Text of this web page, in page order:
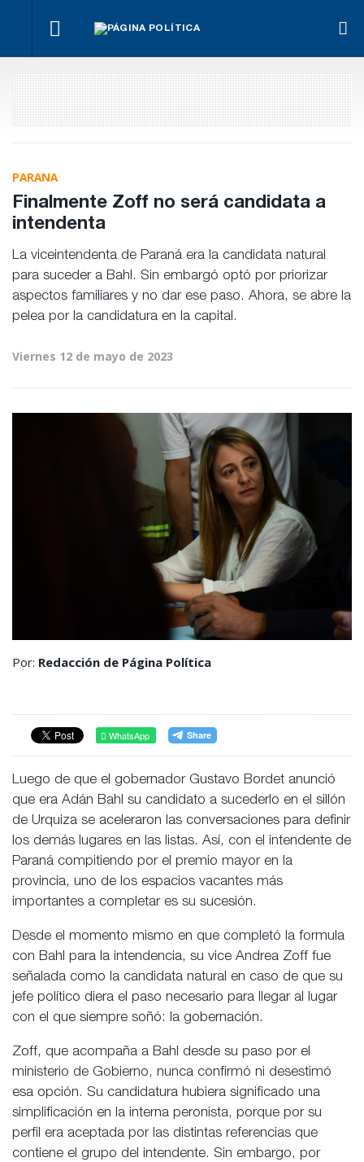
Hacer lo
aunque
sea lo más
difícil
El
oficialismo
busca
proteger
la reforma
previsional
con el
Poder
Judicial?
Para Bahl, la
ley “despoja
al Estado de
herramientas”
para la
pública
PARANA
Finalmente Zoff no será candidata a
intendenta
La viceintendenta de Paraná era la candidata natural
para suceder a Bahl. Sin embargó optó por priorizar
aspectos familiares y no dar ese paso. Ahora, se abre la
pelea por la candidatura en la capital.
Viernes 12 de mayo de 2023
Por: Redacción de Página Política
WhatsApp
Luego de que el gobernador Gustavo Bordet anunció
que era Adán Bahl su candidato a sucederlo en el sillón
de Urquiza se aceleraron las conversaciones para definir
los demás lugares en las listas. Así, con el intendente de
Paraná compitiendo por el premio mayor en la
provincia, uno de los espacios vacantes más
importantes a completar es su sucesión.
Desde el momento mismo en que completó la formula
con Bahl para la intendencia, su vice Andrea Zoff fue
señalada como la candidata natural en caso de que su
jefe político diera el paso necesario para llegar al lugar
con el que siempre soñó: la gobernación.
Zoff, que acompaña a Bahl desde su paso por el
ministerio de Gobierno, nunca confirmó ni desestimó
esa opción. Su candidatura hubiera significado una
simplificación en la interna peronista, porque por su
perfil era aceptada por las distintas referencias que
contiene el grupo del intendente. Sin embargo, por